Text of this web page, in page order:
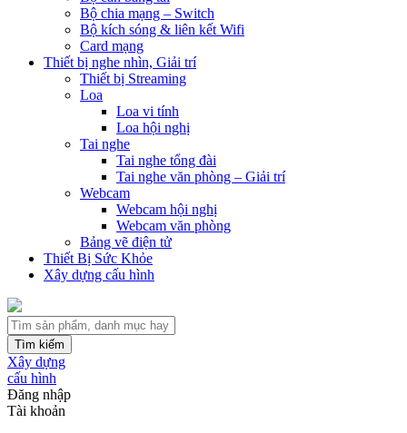
Bộ chia mạng – Switch
Bộ kích sóng & liên kết Wifi
Card mạng
Thiết bị nghe nhìn, Giải trí
Thiết bị Streaming
Loa
Loa vi tính
Loa hội nghị
Tai nghe
Tai nghe tổng đài
Tai nghe văn phòng – Giải trí
Webcam
Webcam hội nghị
Webcam văn phòng
Bảng vẽ điện tử
Thiết Bị Sức Khỏe
Xây dựng cấu hình
Tìm kiếm
Xây dựng
cấu hình
Đăng nhập
Tài khoản